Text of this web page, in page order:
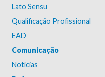
Lato Sensu
Qualificação Profissional
EAD
Comunicação
Notícias